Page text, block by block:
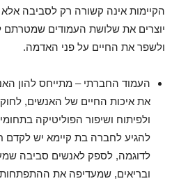
הקיימות אינה קשורה רק לסביבה
יוצרים את שלושת העמודים
ולשפר את החיים על פני האדמה.
העמוד החברתי – מתייחס להון
את איכות החיים של האנשים,
ולפיתוח ושיפור הפוליטיקה
להגיע לחברה בת קיימא יש לקדם
לדוגמה, לספק לאנשים סביבה
ובריאים, שמעדיפה את